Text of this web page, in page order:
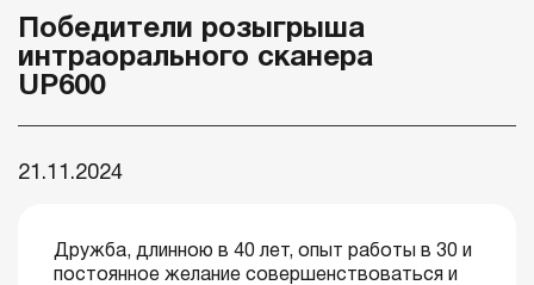
Победители розыгрыша
интраорального сканера
UP600
21.11.2024
Дружба, длинною в 40 лет, опыт работы в 30 и
постоянное желание совершенствоваться и